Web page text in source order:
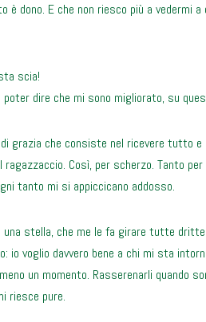
è dono. E che non riesco più a vedermi
scia!
poter dire che mi sono migliorato, su
grazia che consiste nel ricevere tutto e
ragazzaccio. Così, per scherzo. Tanto
tanto mi si appiccicano addosso.
una stella, che me le fa girare tutte
io voglio davvero bene a chi mi sta
un momento. Rasserenarli quando
riesce pure.